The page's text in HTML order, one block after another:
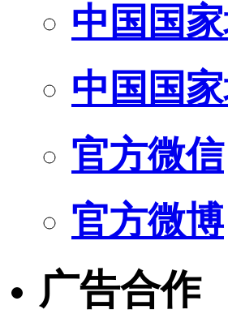
中国国
中国国
官方微信
官方微博
广告合作